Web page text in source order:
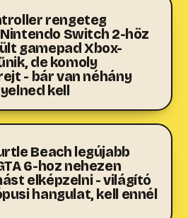
rengeteg
Switch 2-höz
gamepad Xbox-
de komoly
- bár van néhány
kell
Beach legújabb
6-hoz nehezen
elképzelni - világító
hangulat, kell ennél